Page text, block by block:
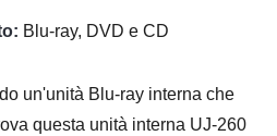
Blu-ray, DVD e CD
un'unità Blu-ray interna che
questa unità interna UJ-260